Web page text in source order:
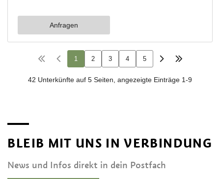
BLEIB MIT UNS IN VERBINDUNG
News und Infos direkt in dein Postfach